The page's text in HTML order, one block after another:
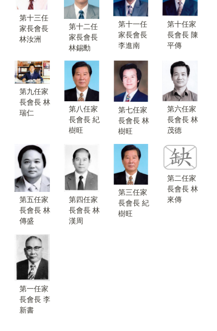
第十三任
家長會長
林汝洲
第十二任
家長會長
林錫勳
第十一任
家長會長
李進南
第十任家
長會長 陳
平傳
第九任家
長會長 林
瑞仁
第八任家
長會長 紀
樹旺
第七任家
長會長 林
樹旺
第六任家
長會長 林
茂德
第五任家
長會長 林
傳盛
第四任家
長會長 林
漢周
第三任家
長會長 紀
樹旺
第二任家
長會長 林
來傳
第一任家
長會長 李
新書